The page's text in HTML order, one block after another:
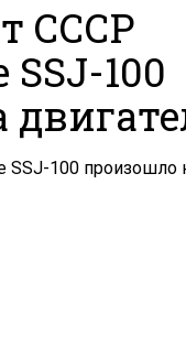
СССР
100